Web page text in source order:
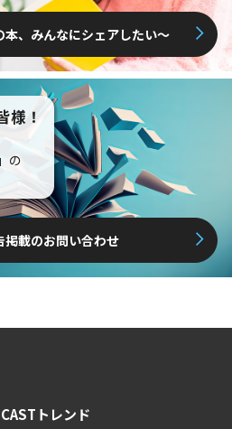
本、みんなにシェアしたい〜
様！
の
掲載のお問い合わせ
トレンド